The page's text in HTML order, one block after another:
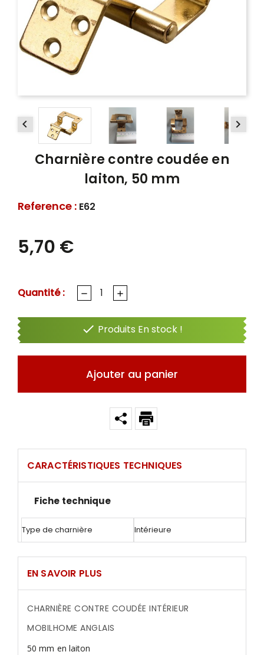
 
Charnière contre coudée en
laiton, 50 mm
Reference : E62
5,70 €
Quantité :
 Produits En stock !
Ajouter au panier
CARACTÉRISTIQUES TECHNIQUES
Fiche technique
Type de charnière Intérieure
EN SAVOIR PLUS
CHARNIÈRE CONTRE COUDÉE INTÉRIEUR
MOBILHOME ANGLAIS
50 mm en laiton